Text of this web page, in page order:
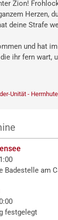
Zion!
Herzen,
deine Strafe
und hat
ihr fern wart,
Unität -
Badestelle am
festgelegt